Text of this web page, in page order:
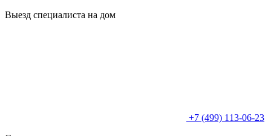
Выезд специалиста на дом
+7 (499) 113-06-23